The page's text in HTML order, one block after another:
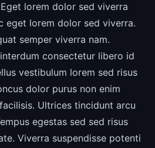
lorem dolor sed viverra
eget lorem dolor sed viverra.
semper viverra nam.
consectetur libero id
vestibulum lorem sed risus
dolor purus non enim
Ultrices tincidunt arcu
egestas sed sed risus
Viverra suspendisse potenti